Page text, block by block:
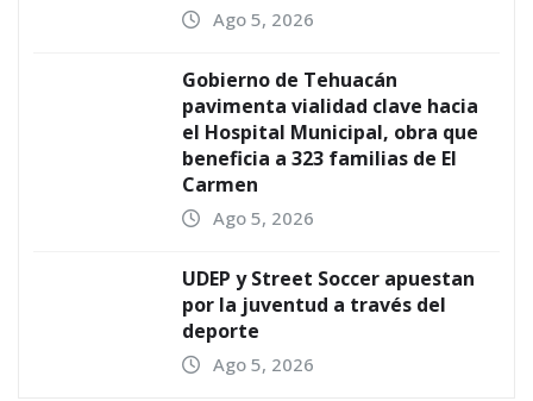
Ago 5, 2026
Gobierno de Tehuacán
pavimenta vialidad clave hacia
el Hospital Municipal, obra que
beneficia a 323 familias de El
Carmen
Ago 5, 2026
UDEP y Street Soccer apuestan
por la juventud a través del
deporte
Ago 5, 2026